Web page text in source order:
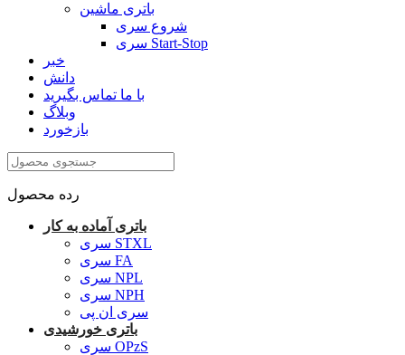
باتری ماشین
شروع سری
سری Start-Stop
خبر
دانش
با ما تماس بگیرید
وبلاگ
بازخورد
رده محصول
باتری آماده به کار
سری STXL
سری FA
سری NPL
سری NPH
سری ان پی
باتری خورشیدی
سری OPzS